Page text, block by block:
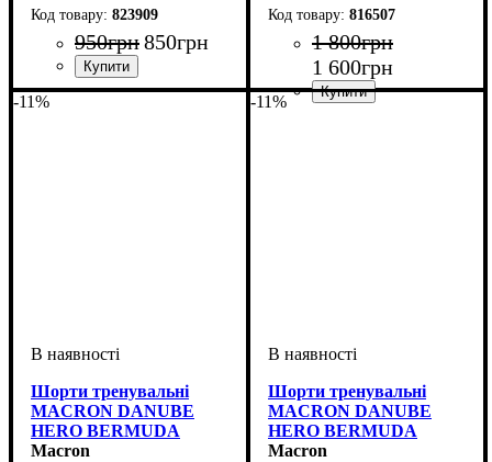
823909
950грн850грн
Стать: Дитяче, Унісекс,
Чоловічий
Виробник: Macron
Колір: Чорний
816507
1 800грн
1 600грн
Стать
Виробник
Колір
-11%
Шорти тренувальні
MACRON DANUBE
HERO BERMUDA
(816509)
Macron
-11%
Шорти тренувальні
MACRON DANUBE
HERO BERMUDA
(816528)
Macron